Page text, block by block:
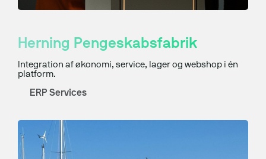
Webudvikling
Webshops
Drift, hosting og support
Foranalyse
CRO og UX
Integrationer
Herning Pengeskabsfabrik
Integration af økonomi, service, lager og webshop i én
platform.
ERP Services